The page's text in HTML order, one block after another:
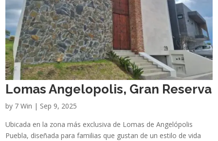
Lomas Angelopolis, Gran Reserva
by 7 Win | Sep 9, 2025
Ubicada en la zona más exclusiva de Lomas de Angelópolis
Puebla, diseñada para familias que gustan de un estilo de vida